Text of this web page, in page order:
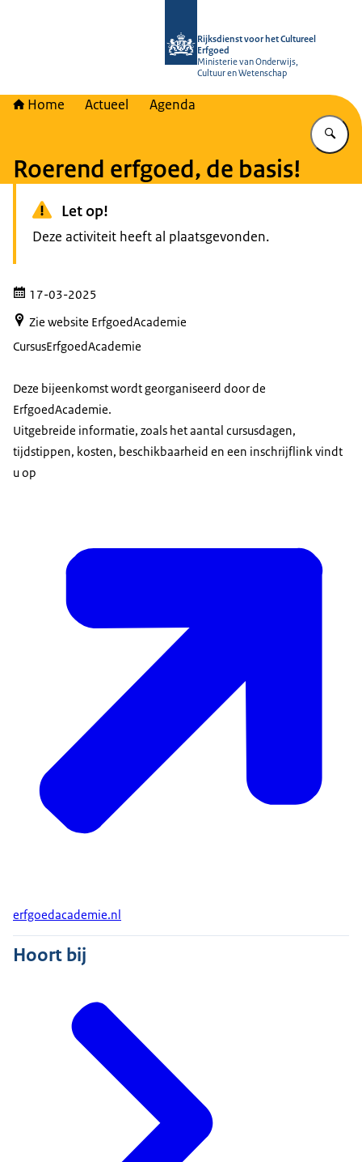
Rijksdienst voor het Cultureel
Erfgoed
Ministerie van Onderwijs,
Cultuur en Wetenschap
Home Actueel Agenda
Roerend erfgoed, de basis!
Let op!
Deze activiteit heeft al plaatsgevonden.
17-03-2025
Zie website ErfgoedAcademie
CursusErfgoedAcademie
Deze bijeenkomst wordt georganiseerd door de
ErfgoedAcademie.
Uitgebreide informatie, zoals het aantal cursusdagen,
tijdstippen, kosten, beschikbaarheid en een inschrijflink vindt
u op
erfgoedacademie.nl
Hoort bij